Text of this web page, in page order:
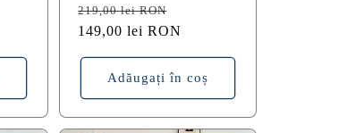
Preț
obișnuit
219,00 lei RON
redus
149,00 lei RON
Adăugați în coș